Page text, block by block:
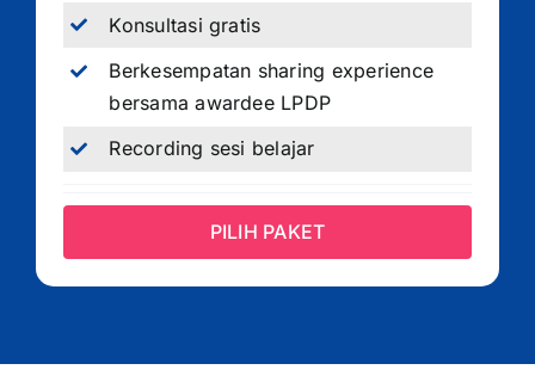
Konsultasi gratis
Berkesempatan sharing experience
bersama awardee LPDP
Recording sesi belajar
PILIH PAKET